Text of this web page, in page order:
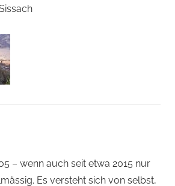
– wenn auch seit etwa 2015 nur
Es versteht sich von selbst,